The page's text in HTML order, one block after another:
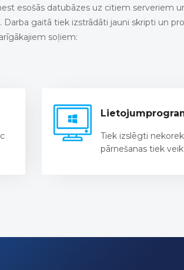
esošās datubāzes uz citiem serveriem
gaitā tiek izstrādāti jauni skripti un
soļiem:
Tiek izslēgti
pārnešanas tiek